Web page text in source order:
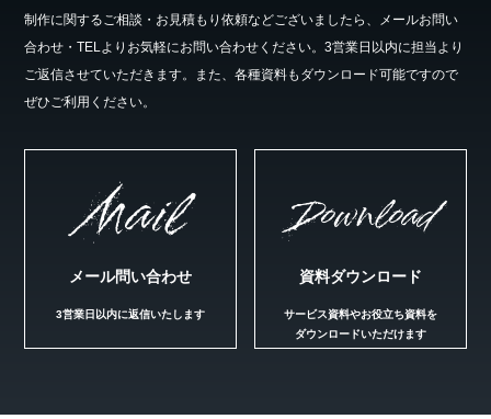
制作に関するご相談・お見積もり依頼などございましたら、メールお問い
合わせ・TELよりお気軽にお問い合わせください。3営業日以内に担当より
ご返信させていただきます。また、各種資料もダウンロード可能ですので
ぜひご利用ください。
Mail
メール問い合わせ
3営業日以内に返信いたします
Download
資料ダウンロード
サービス資料やお役立ち資料を
ダウンロードいただけます